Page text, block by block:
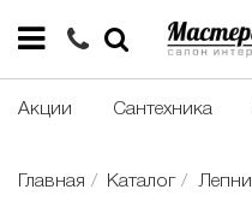
Акции Сантехника
Главная Каталог